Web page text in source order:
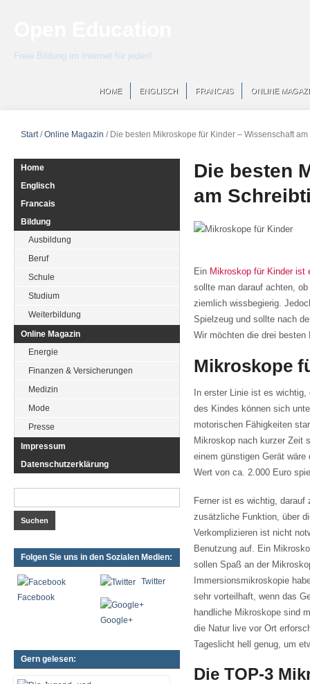
Freie Bildung im Internet für jeden!
HOME ENGLISCH FRANCAIS ONLINE
Start/Online Magazin / Die besten Mikroskope für Kinder – Wissenschaft
Die besten
am
Ein Mikroskop für Kinder ist
sollte man darauf achten,
ziemlich wissbegierig.
Spielzeug und sollte nach
Wir möchten die drei
Mikroskope
In erster Linie ist es
des Kindes können sich
motorischen Fähigkeiten
Mikroskop nach kurzer Zeit
einem günstigen Gerät
Wert von ca. 2.000 Euro
Ferner ist es wichtig,
zusätzliche Funktion, über
Verkomplizieren ist nicht
Benutzung auf. Ein
sollen Spaß an der
Immersionsmikroskopie
sehr vorteilhaft, wenn das
handliche Mikroskope sind
die Natur live vor Ort
Tageslicht hell genug, um
Die TOP-3
Home
Englisch
Francais
Bildung
Ausbildung
Beruf
Schule
Studium
Weiterbildung
Online Magazin
Energie
Finanzen & Versicherungen
Medizin
Mode
Presse
Impressum
Datenschutzerklärung
Folgen Sie uns in den Sozialen Medien:
Facebook
Twitter
Google+
Gern gelesen: